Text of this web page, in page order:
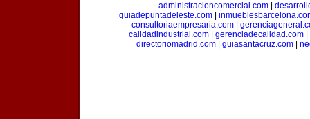
administracioncomercial.com|
guiadepuntadeleste.com|
consultoriaempresaria.com
calidadindustrial.com
gerenciadecalidad.com
directoriomadrid.com| guiasantacruz.com|